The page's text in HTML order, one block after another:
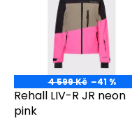
4 599 Kč –41 %
Rehall LIV-R JR neon
pink